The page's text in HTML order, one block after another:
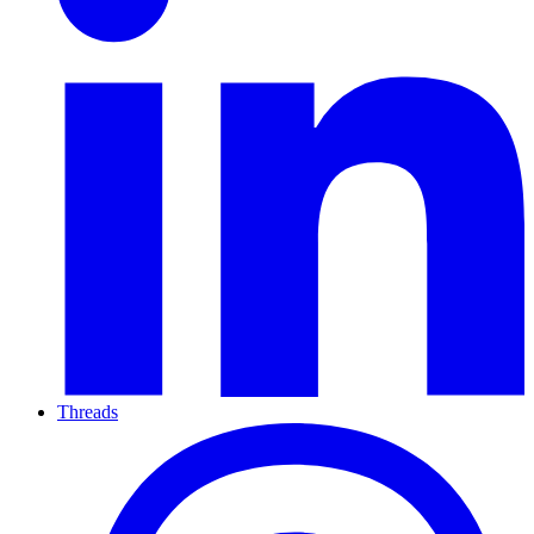
Threads